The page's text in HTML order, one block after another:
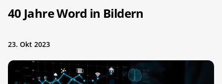
40 Jahre Word in Bildern
23. Okt 2023